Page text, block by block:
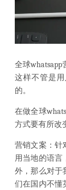
全球whatsapp
这样不管是
的。
在做全球
方式要有所改
营销文案：针
用当地的语言
外，那么对于
们在国内不懂